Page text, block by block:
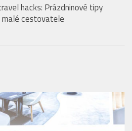
hacks: Prázdninové tipy
malé cestovatele